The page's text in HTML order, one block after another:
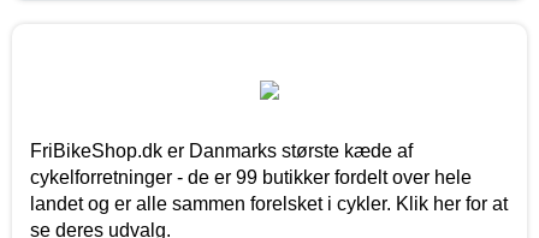
FriBikeShop.dk er Danmarks største kæde af
cykelforretninger - de er 99 butikker fordelt over hele
landet og er alle sammen forelsket i cykler. Klik her for at
se deres udvalg.